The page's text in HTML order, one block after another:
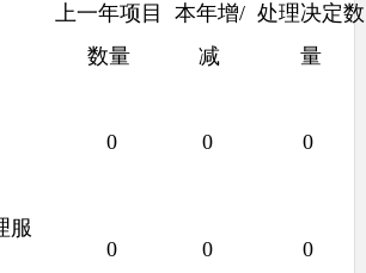
上一年项目
数量
本年增/
减
处理决定数
量
0 0 0
服
0 0 0